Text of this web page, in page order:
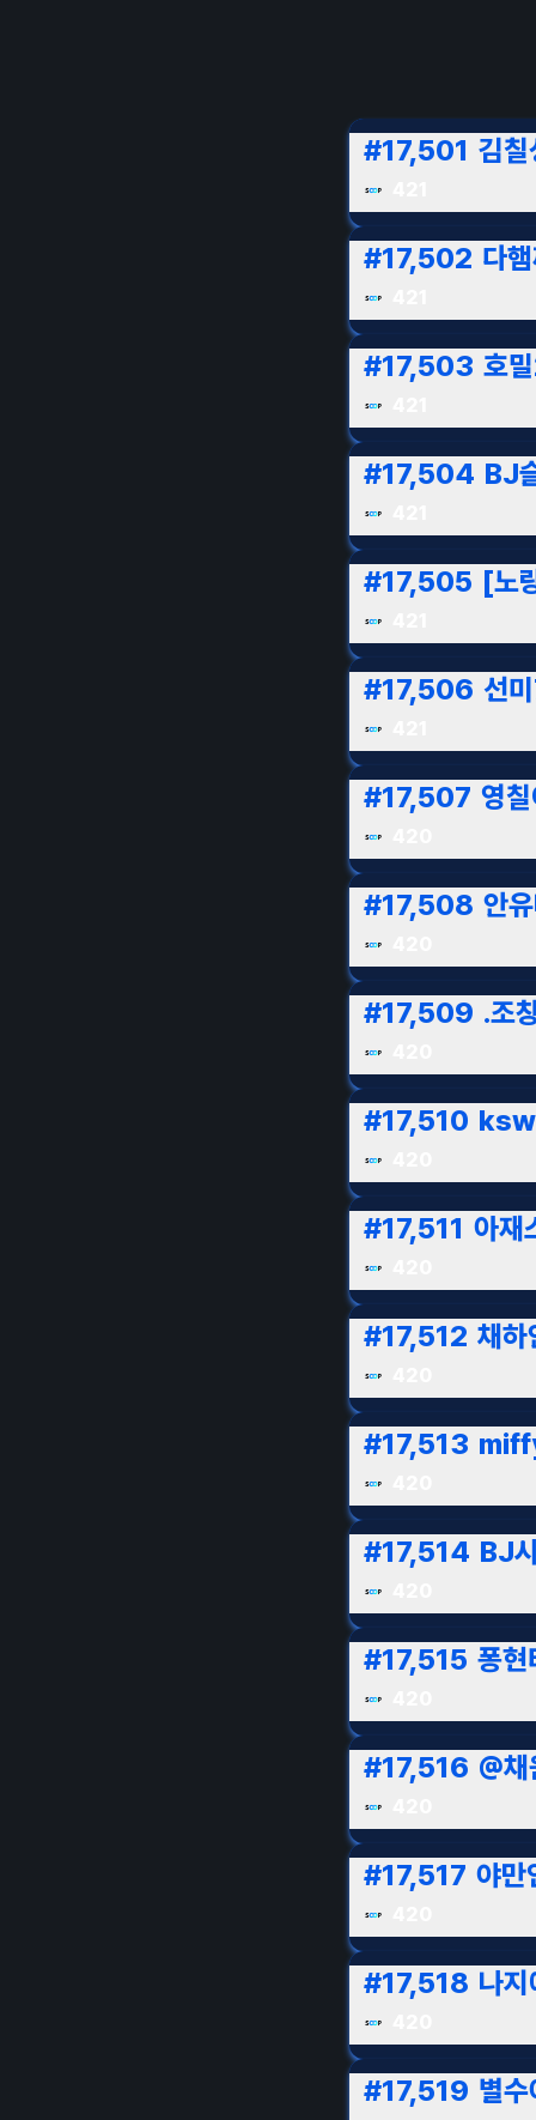
#17,501 김
#17,502 다
#17,503 호
#17,504 BJ
#17,505 [노
#17,506 선
#17,507 영
#17,508 안
#17,509 .조
#17,510
#17,511 아재
#17,512 채하
#17,513
#17,514 BJ
#17,515 퐁현
#17,516 @채
#17,517 야만
#17,518 나지
#17,519 별